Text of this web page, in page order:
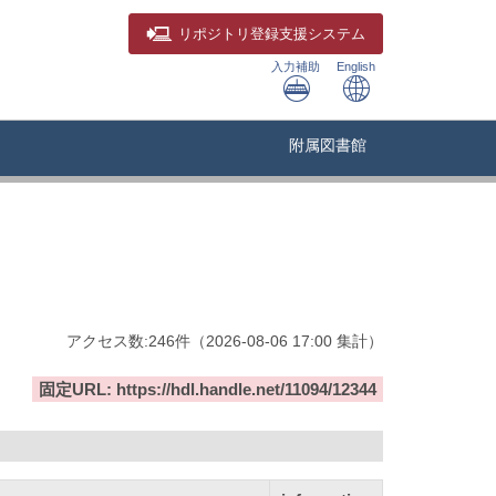
リポジトリ 登録支援システム
入力補助 English
附属図書館
アクセス数:246件 （2026-08-06 17:00 集計）
固定URL: https://hdl.handle.net/11094/12344